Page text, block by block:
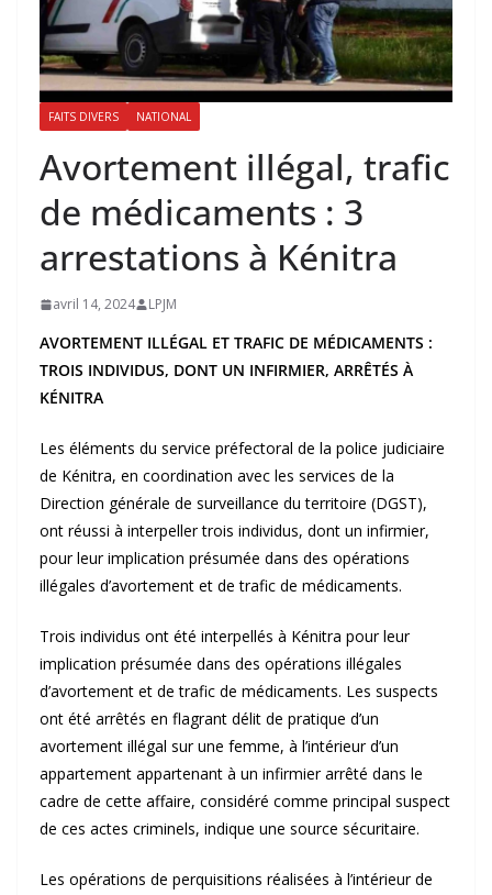
FAITS DIVERS NATIONAL
Avortement illégal, trafic
de médicaments : 3
arrestations à Kénitra
avril 14, 2024 LPJM
AVORTEMENT ILLÉGAL ET TRAFIC DE MÉDICAMENTS :
TROIS INDIVIDUS, DONT UN INFIRMIER, ARRÊTÉS À
KÉNITRA
Les éléments du service préfectoral de la police judiciaire
de Kénitra, en coordination avec les services de la
Direction générale de surveillance du territoire (DGST),
ont réussi à interpeller trois individus, dont un infirmier,
pour leur implication présumée dans des opérations
illégales d’avortement et de trafic de médicaments.
Trois individus ont été interpellés à Kénitra pour leur
implication présumée dans des opérations illégales
d’avortement et de trafic de médicaments. Les suspects
ont été arrêtés en flagrant délit de pratique d’un
avortement illégal sur une femme, à l’intérieur d’un
appartement appartenant à un infirmier arrêté dans le
cadre de cette affaire, considéré comme principal suspect
de ces actes criminels, indique une source sécuritaire.
Les opérations de perquisitions réalisées à l’intérieur de